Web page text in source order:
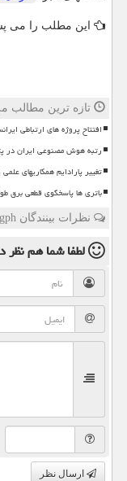
این مطلب را می
تازه ترین مطالب
افتتاح پروژه های ارتباطی
رتبه هوش مصنوعی ایران در پژوهش
تغییر پارادایم همکاریهای
باتری ها پاسخگوی قطعی برق
نظرات بینندگان gph در مورد این مطلب
لطفا شما همنظر
ارسال نظر